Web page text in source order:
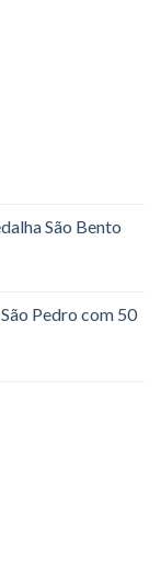
São Bento
Pedro com 50